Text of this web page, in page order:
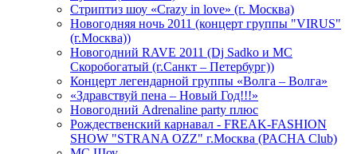
Стриптиз шоу «Crazy in love» (г. Москва)
Новогодняя ночь 2011 (концерт группы "VIRUS"
(г.Москва))
Новогодний RAVE 2011 (Dj Sadko и MC
Скоробогатый (г.Санкт – Петербург))
Концерт легендарной группы «Волга – Волга»
«Здравствуй пена – Новый Год!!!»
Новогодний Adrenaline party плюс
Рождественский карнавал - FREAK-FASHION
SHOW "STRANA OZZ" г.Москва (PACHA Club)